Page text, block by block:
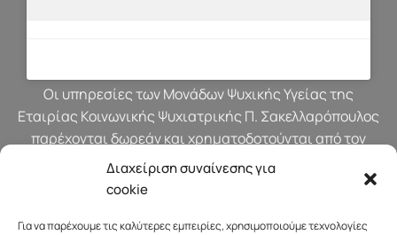
Διαχείριση συναίνεσης για
cookie
Για να παρέχουμε τις καλύτερες εμπειρίες, χρησιμοποιούμε τεχνολογίες
Οι υπηρεσίες των Μονάδων Ψυχικής Υγείας της
Εταιρίας Κοινωνικής Ψυχιατρικής Π. Σακελλαρόπουλος
παρέχονται δωρεάν και χρηματοδοτούνται από τον
προϋπολογισμό του Υπουργείου Υγείας.